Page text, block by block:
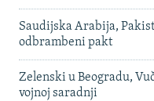
Saudijska Arabija,
odbrambeni pakt
Zelenski u Beogradu,
vojnoj saradnji